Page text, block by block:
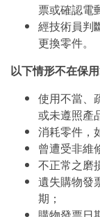
票或確認電
經技術員判
更換零件。
以下情形不在保用
使用不當、
或未遵照產
消耗零件，
曾遭受非維
不正常之磨
遺失購物發
期；